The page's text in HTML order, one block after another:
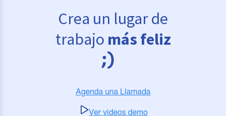
Crea un lugar de
trabajo más feliz